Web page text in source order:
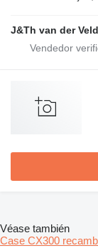
J&Th van der
Véase también
Case CX300